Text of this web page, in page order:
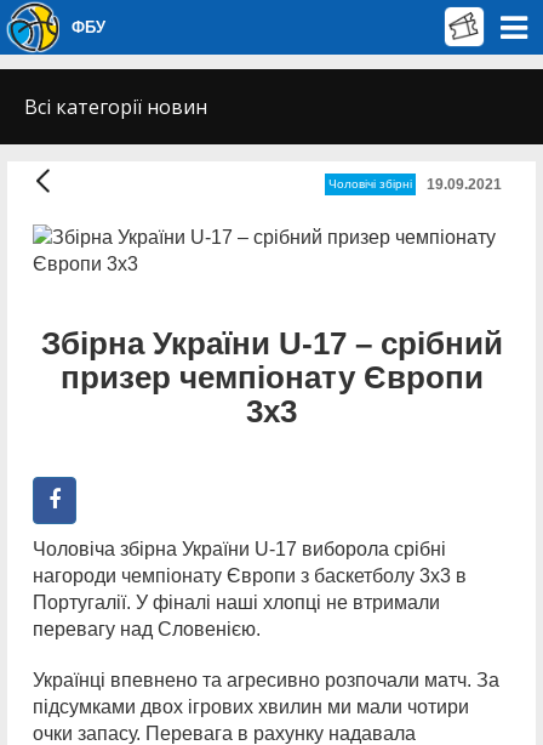
ФБУ
Всі категорії новин
Чоловічі збірні 19.09.2021
Збірна України U-17 – срібний
призер чемпіонату Європи
3х3
Чоловіча збірна України U-17 виборола срібні
нагороди чемпіонату Європи з баскетболу 3х3 в
Португалії. У фіналі наші хлопці не втримали
перевагу над Словенією.
Українці впевнено та агресивно розпочали матч. За
підсумками двох ігрових хвилин ми мали чотири
очки запасу. Перевага в рахунку надавала